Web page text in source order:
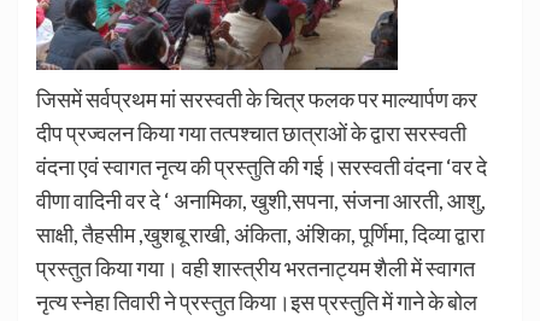
जिसमें सर्वप्रथम मां सरस्वती के चित्र फलक पर माल्यार्पण कर
दीप प्रज्वलन किया गया तत्पश्चात छात्राओं के द्वारा सरस्वती
वंदना एवं स्वागत नृत्य की प्रस्तुति की गई।सरस्वती वंदना ‘वर दे
वीणा वादिनी वर दे ‘ अनामिका, खुशी,सपना, संजना आरती, आशु,
साक्षी, तैहसीम ,खुशबू राखी, अंकिता, अंशिका, पूर्णिमा, दिव्या द्वारा
प्रस्तुत किया गया। वही शास्त्रीय भरतनाट्यम शैली में स्वागत
नृत्य स्नेहा तिवारी ने प्रस्तुत किया।इस प्रस्तुति में गाने के बोल